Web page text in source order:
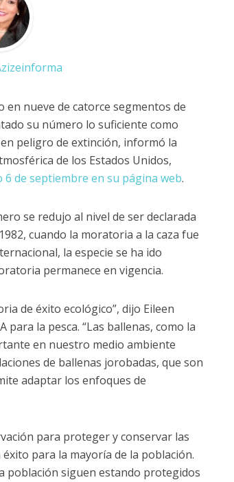
nueve de catorce segmentos de
su número lo suficiente como
peligro de extinción, informó la
de los Estados Unidos,
6 de septiembre en su página web.
se redujo al nivel de ser declarada
cuando la moratoria a la caza fue
la especie se ha ido
permanece en vigencia.
de éxito ecológico”, dijo Eileen
la pesca. “Las ballenas, como la
en nuestro medio ambiente
de ballenas jorobadas, que son
adaptar los enfoques de
para proteger y conservar las
para la mayoría de la población.
población siguen estando protegidos